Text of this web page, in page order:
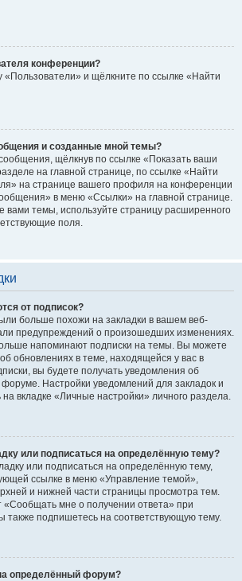
конференции?
«Пользователи» и щёлкните по ссылке «Найти
и созданные мной темы?
щёлкнув по ссылке «Показать ваши
на главной странице, по ссылке «Найти
на странице вашего профиля на конференции
в меню «Ссылки» на главной странице.
вами темы, используйте страницу расширенного
поля.
от подписок?
больше похожи на закладки в вашем веб-
предупреждений о произошедших изменениях.
напоминают подписки на темы. Вы можете
обновлениях в теме, находящейся у вас в
вы будете получать уведомления об
Настройки уведомлений для закладок и
вкладке «Личные настройки» личного раздела.
или подписаться на определённую тему?
или подписаться на определённую тему,
ссылке в меню «Управление темой»,
и нижней части страницы просмотра тем.
«Сообщать мне о получении ответа» при
также подпишетесь на соответствующую тему.
определённый форум?